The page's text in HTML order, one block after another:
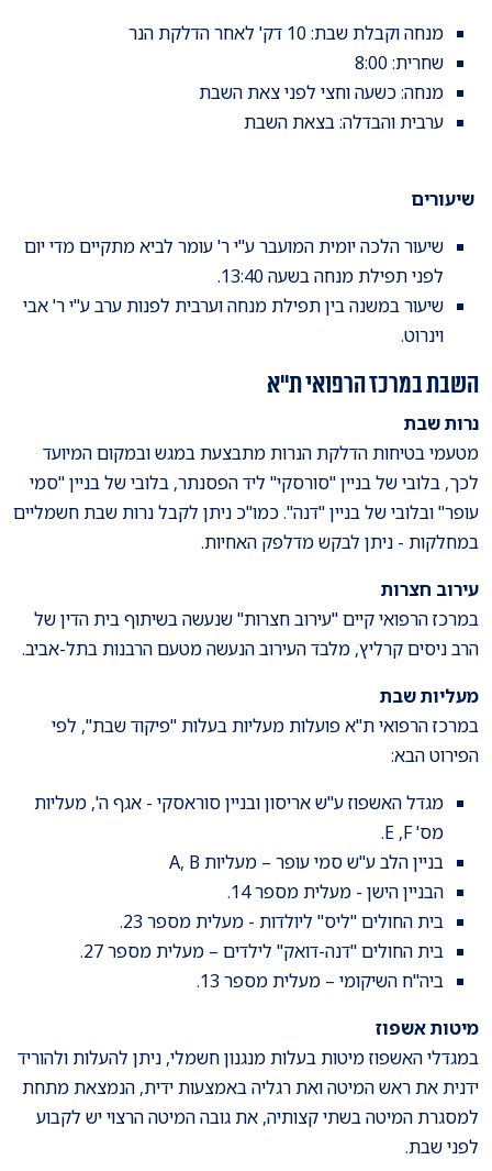
מנחה וקבלת שבת: 10 דק' לאחר הדלקת הנר
שחרית: 8:00
מנחה: כשעה וחצי לפני צאת השבת
ערבית והבדלה: בצאת השבת
שיעורים
שיעור הלכה יומית המועבר ע"י ר' עומר לביא מתקיים מדי יום
לפני תפילת מנחה בשעה 13:40.
שיעור במשנה בין תפילת מנחה וערבית לפנות ערב ע"י ר' אבי
וינרוט.
השבת במרכז הרפואי ת"א
נרות שבת
מטעמי בטיחות הדלקת הנרות מתבצעת במגש ובמקום המיועד
לכך, בלובי של בניין "סורסקי" ליד הפסנתר, בלובי של בניין "סמי
עופר" ובלובי של בניין "דנה". כמו''כ ניתן לקבל נרות שבת חשמליים
במחלקות - ניתן לבקש מדלפק האחיות.
עירוב חצרות
במרכז הרפואי קיים "עירוב חצרות" שנעשה בשיתוף בית הדין של
הרב ניסים קרליץ, מלבד העירוב הנעשה מטעם הרבנות בתל-אביב.
מעליות שבת
במרכז הרפואי ת"א פועלות מעליות בעלות "פיקוד שבת", לפי
הפירוט הבא:
מגדל האשפוז ע"ש אריסון ובניין סוראסקי - אגף ה', מעליות
מס' E ,F.
בניין הלב ע"ש סמי עופר – מעליות A, B
הבניין הישן - מעלית מספר 14.
בית החולים "ליס" ליולדות - מעלית מספר 23.
בית החולים "דנה-דואק" לילדים – מעלית מספר 27.
ביה"ח השיקומי – מעלית מספר 13.
מיטות אשפוז
במגדלי האשפוז מיטות בעלות מנגנון חשמלי, ניתן להעלות ולהוריד
ידנית את ראש המיטה ואת רגליה באמצעות ידית, הנמצאת מתחת
למסגרת המיטה בשתי קצותיה, את גובה המיטה הרצוי יש לקבוע
לפני שבת.